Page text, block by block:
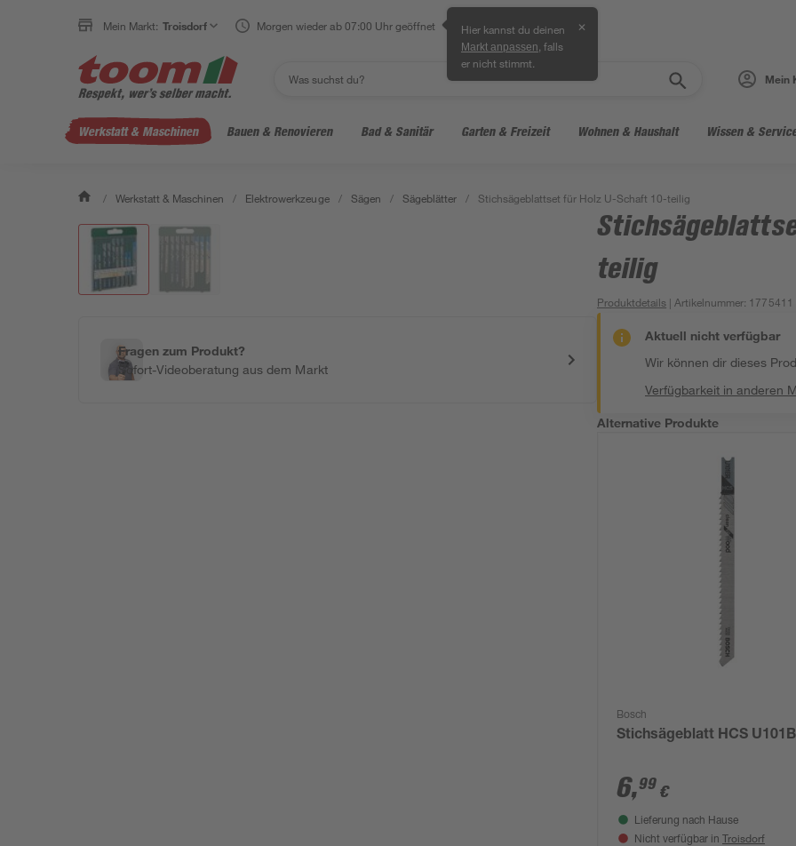
Mein Markt: Troisdorf Morgen wieder ab 07:00 Uhr geöffnet Hier kannst du deinen
Markt anpassen , falls
er nicht stimmt.
✕
Mein
Werkstatt & Maschinen Bauen & Renovieren Bad & Sanitär Garten & Freizeit Wohnen & Haushalt Wissen &
/ Werkstatt & Maschinen / Elektrowerkzeuge / Sägen / Sägeblätter / Stichsägeblattset für Holz U-Schaft 10-teilig
Fragen zum Produkt?
Sofort-Videoberatung aus dem Markt
teilig
Produktdetails | Artikelnummer: 1775411
Aktuell nicht verfügbar
Wir können dir dieses
Verfügbarkeit in anderen
Alternative Produkte
Bosch
Stichsägeblatt HCS
6,99 €
Lieferung nach Hause
Nicht verfügbar in Troisdorf